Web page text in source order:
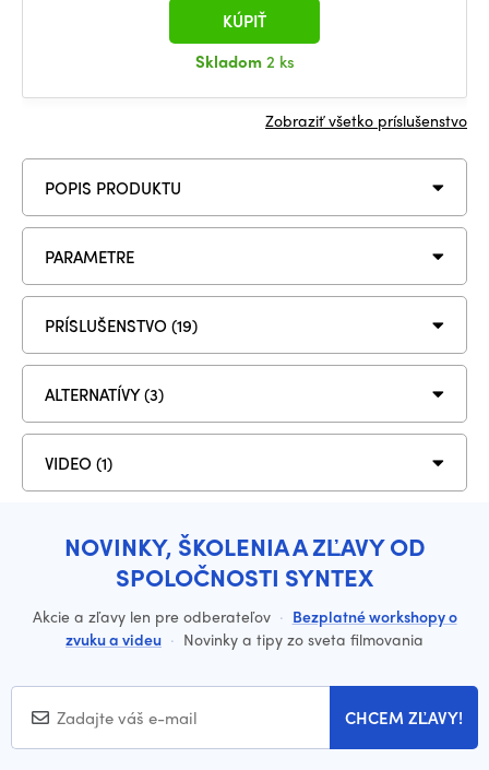
Skladom2 ks
KÚPIŤ
Zobraziť všetko príslušenstvo
POPIS PRODUKTU
PARAMETRE
PRÍSLUŠENSTVO (19)
ALTERNATÍVY (3)
VIDEO (1)
NOVINKY, ŠKOLENIA A ZĽAVY OD
SPOLOČNOSTI SYNTEX
Akcie a zľavy len pre odberateľov · Bezplatné workshopy o
zvuku a videu · Novinky a tipy zo sveta filmovania
CHCEM ZĽAVY!